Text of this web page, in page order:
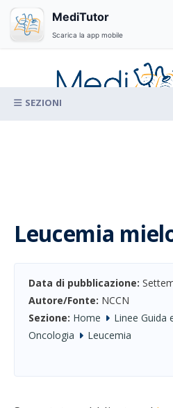
content
Leucemia
Data di pubblicazione:
Autore/Fonte: NCCN
Sezione: Home
Linee Guida
Oncologia
Leucemia
for:
MediTutor
Scarica la app mobile